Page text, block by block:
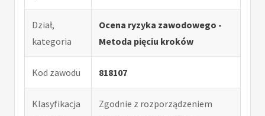
Dział,
kategoria
Ocena ryzyka zawodowego -
Metoda pięciu kroków
Kod zawodu 818107
Klasyfikacja
Zgodnie z rozporządzeniem